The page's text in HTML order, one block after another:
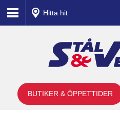
Hitta hit
BUTIKER & ÖPPETTIDER